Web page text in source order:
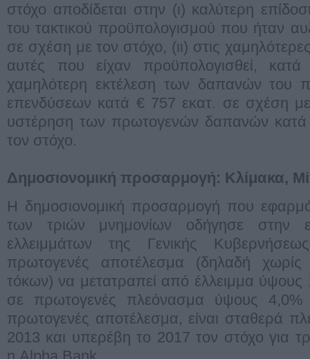
στόχο αποδίδεται στην (ι) καλύτερη
του τακτικού προϋπολογισμού που ήταν
σε σχέση με τον στόχο, (ιι) στις
αυτές που είχαν προϋπολογισθεί,
χαμηλότερη εκτέλεση των δαπανών του
επενδύσεων κατά € 757 εκατ. σε σχέση
υστέρηση των πρωτογενών δαπανών
τον στόχο.
Δημοσιονομική προσαρμογή: Κλίμακα,
Η δημοσιονομική προσαρμογή που
των τριών μνημονίων οδήγησε στην
ελλειμμάτων της Γενικής
πρωτογενές αποτέλεσμα (δηλαδή
τόκων) να μετατραπεί από έλλειμμα
σε πρωτογενές πλεόνασμα ύψους
πρωτογενές αποτέλεσμα, είναι σταθερά
2013 και υπερέβη το 2017 τον στόχο για